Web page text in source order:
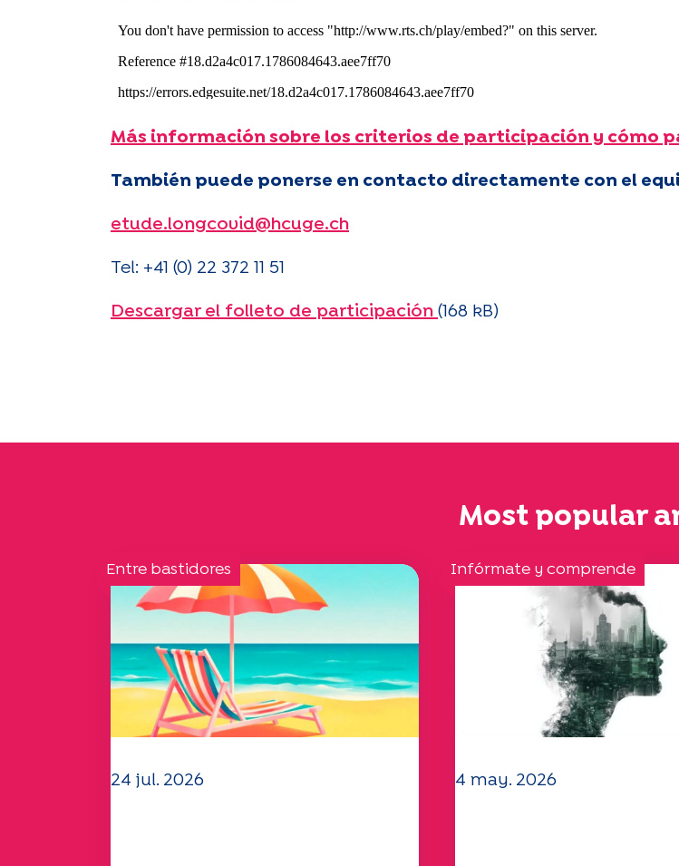
Más información sobre los criterios de participación y cómo
También puede ponerse en contacto directamente con el
etude.longcovid@hcuge.ch
Tel: +41 (0) 22 372 11 51
Descargar el folleto de participación (168 kB)
Most popular
Entre bastidores
24 jul. 2026
Infórmate y comprende
4 may. 2026